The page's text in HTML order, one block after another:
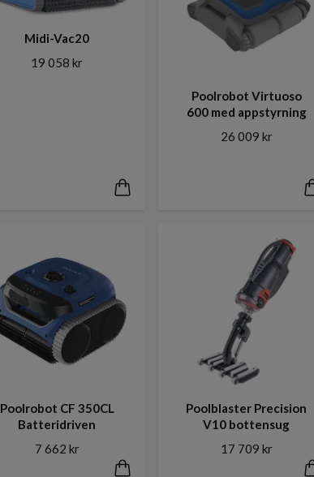
Midi-Vac20
19 058 kr
Poolrobot Virtuoso
600 med appstyrning
26 009 kr
Poolrobot CF 350CL
Batteridriven
7 662 kr
Poolblaster Precision
V10 bottensug
17 709 kr